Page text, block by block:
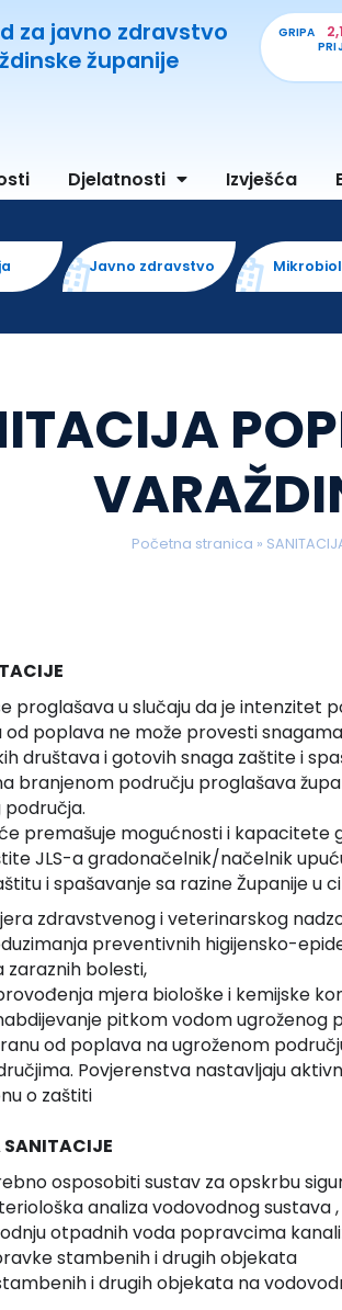
za javno zdravstvo
županije
GRIPA
Djelatnosti Izvješća
Javno zdravstvo
Početna stranica »
proglašava u slučaju da je intenzitet
od poplava ne može provesti
društava i gotovih snaga zaštite i
branjenom području proglašava
premašuje mogućnosti i kapacitete
JLS-a gradonačelnik/načelnik
i spašavanje sa razine Županije u
zdravstvenog i veterinarskog
preventivnih higijensko-
zaraznih bolesti,
mjera biološke i kemijske
pitkom vodom ugroženog
od poplava na ugroženom
Povjerenstva nastavljaju
o zaštiti
SANITACIJE
osposobiti sustav za opskrbu
analiza vodovodnog sustava
otpadnih voda popravcima
stambenih i drugih objekata
i drugih objekata na